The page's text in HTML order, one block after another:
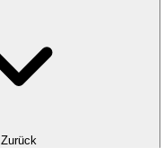
Zurück